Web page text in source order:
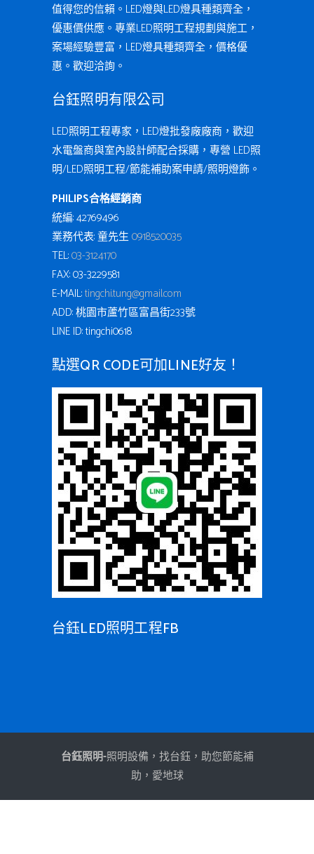
值得您的信賴。LED燈與LED燈具種類齊全，
優惠價供應。專業LED照明工程規劃與施工，
案場經驗豐富，LED燈具種類齊全，價格優
惠。歡迎洽詢。
台鈺照明有限公司
LED照明工程專家，LED燈批發廠廠商，歡迎
水電盤商與室內設計師配合採購，專營 LED照
明/LED照明工程/節能補助案申請/照明燈飾。
PHILIPS合格經銷商
統編: 42769496
業務代表: 童先生0918520035
TEL:03-3124170
FAX: 03-3229581
E-MAIL:tingchi.tung@gmail.com
ADD: 桃園市蘆竹區富昌街233號
LINE ID: tingchi0618
點選QR CODE可加LINE好友！
台鈺LED照明工程FB
台鈺照明-照明設備，找台鈺，助您節能補
助，愛地球